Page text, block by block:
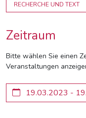
RECHERCHE UND TEXT
Zeitraum
Bitte wählen Sie einen
Veranstaltungen